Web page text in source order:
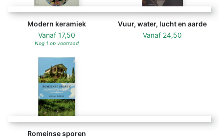
Modern keramiek
Vanaf 17,50
Nog 1 op voorraad
Vuur, water, lucht en aarde
Vanaf 24,50
Romeinse sporen